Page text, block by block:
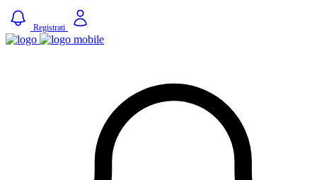
Registrati